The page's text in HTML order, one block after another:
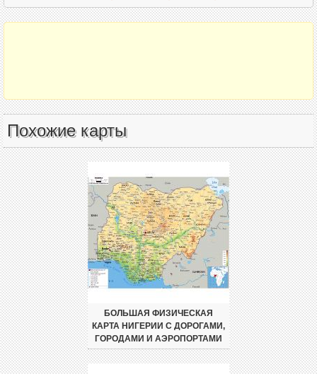
Похожие карты
БОЛЬШАЯ ФИЗИЧЕСКАЯ
КАРТА НИГЕРИИ С ДОРОГАМИ,
ГОРОДАМИ И АЭРОПОРТАМИ